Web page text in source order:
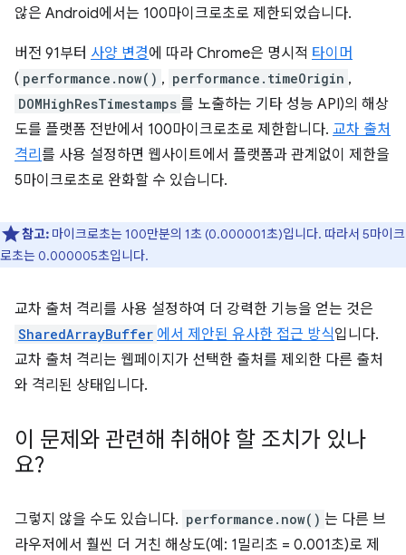
않은 Android에서는 100마이크로초로 제한되었습니다.
버전 91부터 사양 변경에 따라 Chrome은 명시적 타이머
( performance.now() , performance.timeOrigin ,
DOMHighResTimestamps 를 노출하는 기타 성능 API)의 해상
도를 플랫폼 전반에서 100마이크로초로 제한합니다. 교차 출처
격리 를 사용 설정하면 웹사이트에서 플랫폼과 관계없이 제한을
5마이크로초로 완화할 수 있습니다.
참고: 마이크로초는 100만분의 1초 (0.000001초)입니다. 따라서 5마이크
로초는 0.000005초입니다.
교차 출처 격리를 사용 설정하여 더 강력한 기능을 얻는 것은
SharedArrayBuffer 에서 제안된 유사한 접근 방식입니다.
교차 출처 격리는 웹페이지가 선택한 출처를 제외한 다른 출처
와 격리된 상태입니다.
이 문제와 관련해 취해야 할 조치가 있나
요?
그렇지 않을 수도 있습니다. performance.now() 는 다른 브
라우저에서 훨씬 더 거친 해상도(예: 1밀리초 = 0.001초)로 제